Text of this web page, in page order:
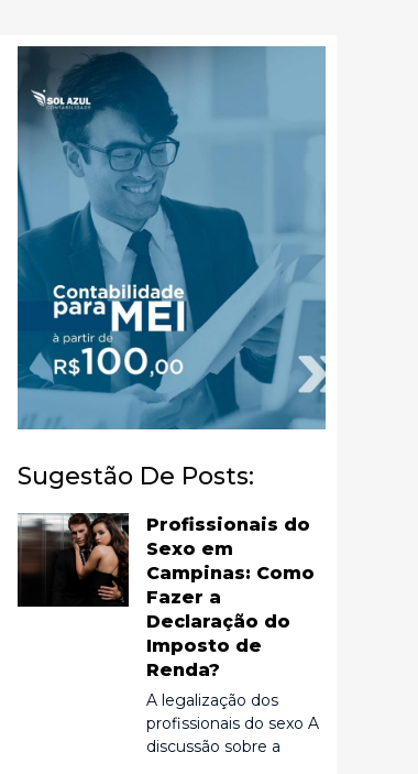
Sugestão De Posts:
Profissionais do
Sexo em
Campinas: Como
Fazer a
Declaração do
Imposto de
Renda?
A legalização dos
profissionais do sexo A
discussão sobre a